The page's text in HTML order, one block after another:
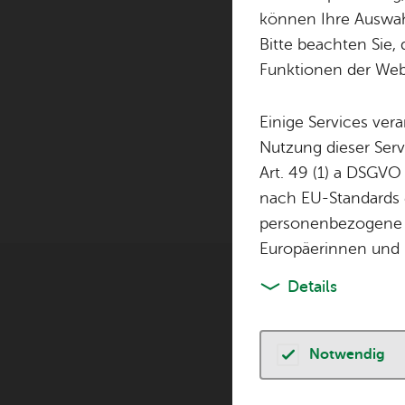
Die Bühne FN
können Ihre
Bitte beachten
Funktionen der
Einige Services
Nutzung dieser
Art. 49 (1) a
nach EU-
Europäerinnen
Details
Notwendig